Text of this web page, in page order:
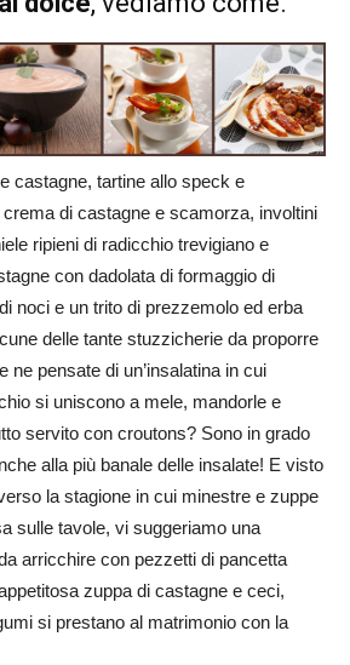
castagne, tartine allo speck e
di castagne e scamorza, involtini
ripieni di radicchio trevigiano e
con dadolata di formaggio di
noci e un trito di prezzemolo ed erba
delle tante stuzzicherie da proporre
ne pensate di un’insalatina in cui
si uniscono a mele, mandorle e
servito con croutons? Sono in grado
alla più banale delle insalate! E visto
la stagione in cui minestre e zuppe
sulle tavole, vi suggeriamo una
arricchire con pezzetti di pancetta
zuppa di castagne e ceci,
si prestano al matrimonio con la